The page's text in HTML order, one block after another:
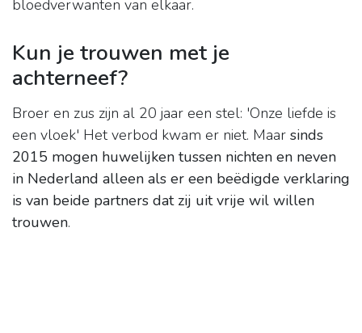
bloedverwanten van elkaar.
Kun je trouwen met je
achterneef?
Broer en zus zijn al 20 jaar een stel: 'Onze liefde is
een vloek' Het verbod kwam er niet. Maar sinds
2015 mogen huwelijken tussen nichten en neven
in Nederland alleen als er een beëdigde verklaring
is van beide partners dat zij uit vrije wil willen
trouwen.